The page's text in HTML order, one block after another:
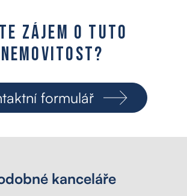
te zájem o tuto
nemovitost?
formulář
kanceláře